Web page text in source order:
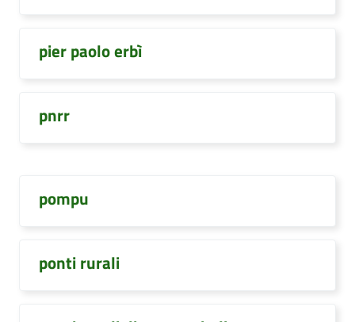
pier paolo erbì
pnrr
pompu
ponti rurali